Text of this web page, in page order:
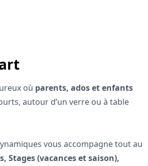
où parents, ados et enfants
autour d’un verre ou à table
vous accompagne tout au
Stages (vacances et saison),